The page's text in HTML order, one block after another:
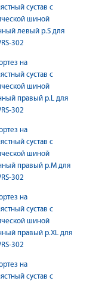
сустав с
шиной
левый р.S для
302
на
сустав с
шиной
правый р.L для
302
на
сустав с
шиной
правый р.M для
302
на
сустав с
шиной
правый р.XL для
302
на
сустав с